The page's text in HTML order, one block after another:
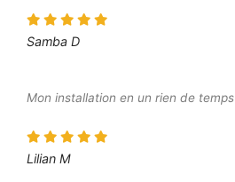
Samba D
Mon installation en un rien de temps
Lilian M